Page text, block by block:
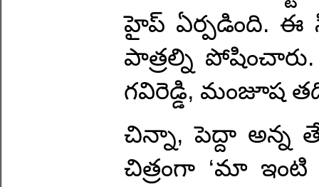
హైప్ ఏర్పడింది. ఈ
పాత్రల్ని
గవిరెడ్డి, మంజూష
చిన్నా, పెద్దా అన్న
చిత్రంగా ‘మా